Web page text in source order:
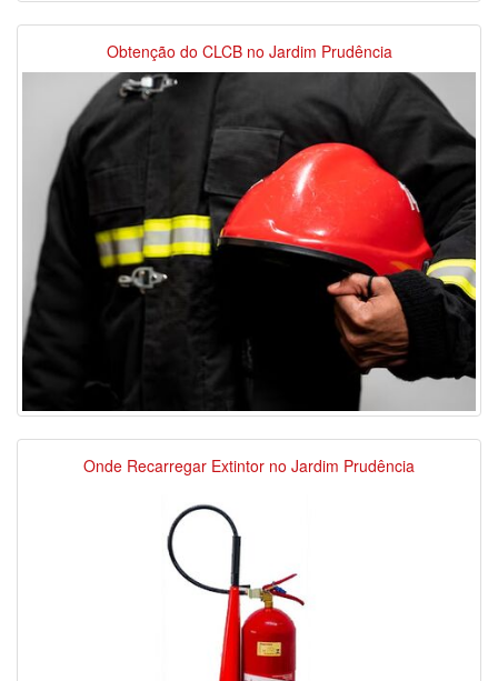
Obtenção do CLCB no Jardim Prudência
Onde Recarregar Extintor no Jardim Prudência